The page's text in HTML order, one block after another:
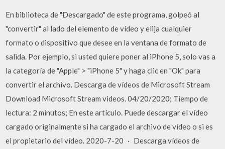
En biblioteca de "Descargado" de este programa, golpeó al
"convertir" al lado del elemento de vídeo y elija cualquier
formato o dispositivo que desee en la ventana de formato de
salida. Por ejemplo, si usted quiere poner al iPhone 5, solo vas a
la categoría de "Apple" > "iPhone 5" y haga clic en "Ok" para
convertir el archivo. Descarga de vídeos de Microsoft Stream
Download Microsoft Stream videos. 04/20/2020; Tiempo de
lectura: 2 minutos; En este artículo. Puede descargar el vídeo
cargado originalmente si ha cargado el archivo de vídeo o si es
el propietario del vídeo. 2020-7-20 · Descarga vídeos de